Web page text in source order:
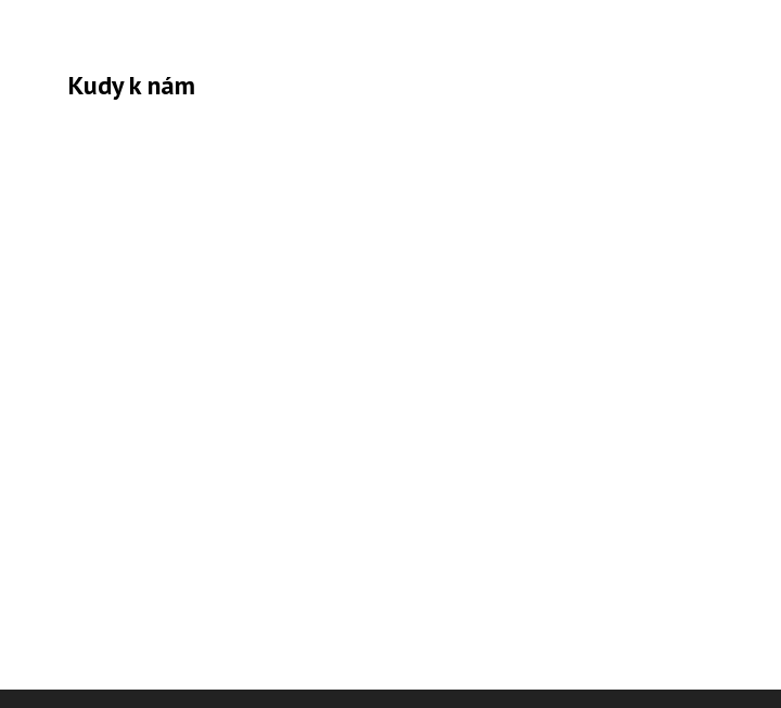
Kudy k nám